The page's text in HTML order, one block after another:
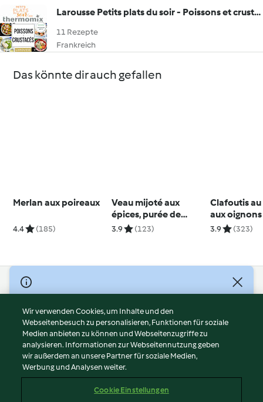
Larousse Petits plats du soir - Poissons et crustacés
11 Rezepte
Frankreich
Das könnte dir auch gefallen
Merlan aux poireaux
4.4 (185)
Veau mijoté aux
épices, purée de
carotte
3.9 (123)
Clafoutis
aux oignons
3.9 (323)
© Copyright 2026
Nutzungsbedingungen
Datenschutzrichtlinien
Disclaimer
Impressum
Cookies
Wir verwenden Cookies, um Inhalte und den
Webseitenbesuch zu personalisieren, Funktionen für soziale
Medien anbieten zu können und Webseitenzugriffe zu
analysieren. Informationen zur Webseitennutzung geben
wir außerdem an unsere Partner für soziale Medien,
Werbung und Analysen weiter.
Cookie Einstellungen